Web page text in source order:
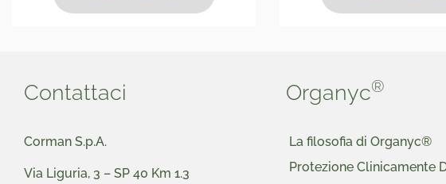
Contattaci
Corman S.p.A.
Via Liguria, 3 – SP 40 Km 1.3
Organyc®
La filosofia di Organyc®
Protezione Clinicamente